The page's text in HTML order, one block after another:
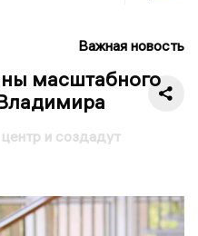
Важная новость
масштабного
и создадут